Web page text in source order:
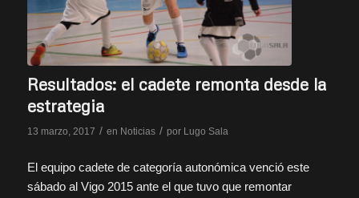
Resultados: el cadete remonta desde la
estrategia
13 marzo, 2017 / en Noticias / por Lugo Sala
El equipo cadete de categoría autonómica venció este
sábado al Vigo 2015 ante el que tuvo que remontar